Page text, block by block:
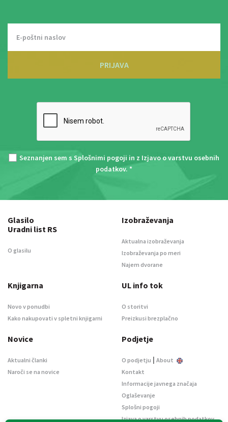
PRIJAVA
Seznanjen sem s Splošnimi pogoji in z Izjavo o varstvu osebnih
podatkov. *
Glasilo
Uradni list RS
O glasilu
Izobraževanja
Aktualna izobraževanja
Izobraževanja po meri
Najem dvorane
Knjigarna
Novo v ponudbi
Kako nakupovati v spletni knjigarni
UL info tok
O storitvi
Preizkusi brezplačno
Novice
Aktualni članki
Naroči se na novice
Podjetje
O podjetju | About
Kontakt
Informacije javnega značaja
Oglaševanje
Splošni pogoji
Izjava o varstvu osebnih podatkov